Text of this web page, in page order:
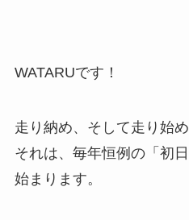
WATARUです！
走り納め、そして走り始め
それは、毎年恒例の「初
始まります。